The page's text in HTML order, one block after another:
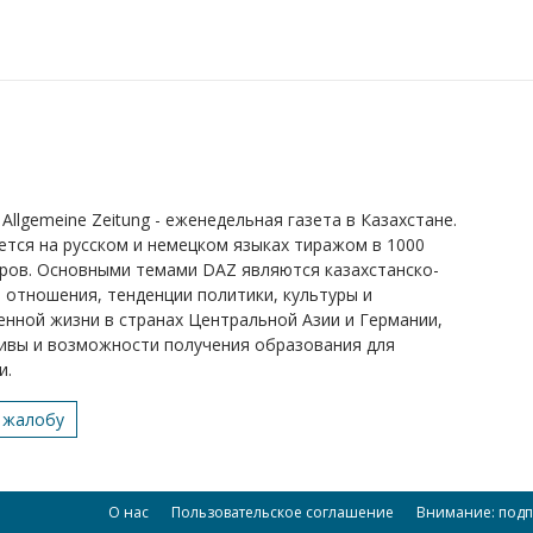
Zeitung - еженедельная газета в Казахстане.
на русском и немецком языках тиражом в 1000
Основными темами DAZ являются казахстанско-
отношения, тенденции политики, культуры и
жизни в странах Центральной Азии и Германии,
и возможности получения образования для
О нас Пользовательское соглашение Внимание: